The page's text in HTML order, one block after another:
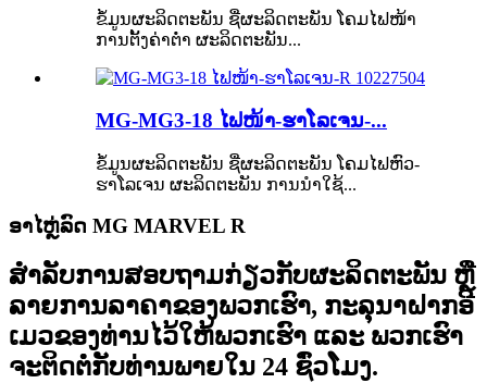
ຂໍ້ມູນຜະລິດຕະພັນ ຊື່ຜະລິດຕະພັນ ໂຄມໄຟໜ້າ
ການຕັ້ງຄ່າຕ່ຳ ຜະລິດຕະພັນ...
MG-MG3-18 ໄຟໜ້າ-ຮາໂລເຈນ-...
ຂໍ້ມູນຜະລິດຕະພັນ ຊື່ຜະລິດຕະພັນ ໂຄມໄຟຫົວ-
ຮາໂລເຈນ ຜະລິດຕະພັນ ການນຳໃຊ້...
ອາໄຫຼ່ລົດ MG MARVEL R
ສຳລັບການສອບຖາມກ່ຽວກັບຜະລິດຕະພັນ ຫຼື
ລາຍການລາຄາຂອງພວກເຮົາ, ກະລຸນາຝາກອີ
ເມວຂອງທ່ານໄວ້ໃຫ້ພວກເຮົາ ແລະ ພວກເຮົາ
ຈະຕິດຕໍ່ກັບທ່ານພາຍໃນ 24 ຊົ່ວໂມງ.